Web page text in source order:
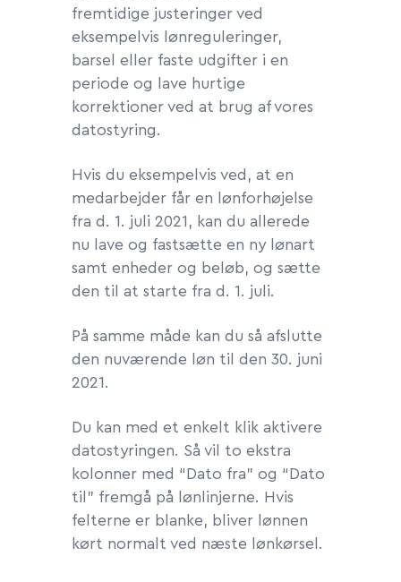
fremtidige justeringer ved
eksempelvis lønreguleringer,
barsel eller faste udgifter i en
periode og lave hurtige
korrektioner ved at brug af vores
datostyring.
Hvis du eksempelvis ved, at en
medarbejder får en lønforhøjelse
fra d. 1. juli 2021, kan du allerede
nu lave og fastsætte en ny lønart
samt enheder og beløb, og sætte
den til at starte fra d. 1. juli.
På samme måde kan du så afslutte
den nuværende løn til den 30. juni
2021.
Du kan med et enkelt klik aktivere
datostyringen. Så vil to ekstra
kolonner med “Dato fra” og “Dato
til” fremgå på lønlinjerne. Hvis
felterne er blanke, bliver lønnen
kørt normalt ved næste lønkørsel.